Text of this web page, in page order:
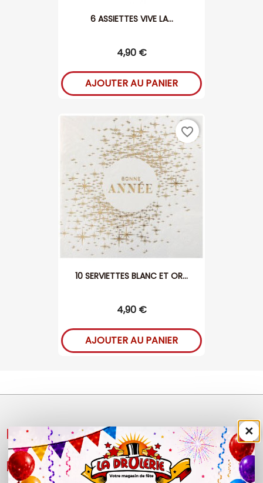
6 ASSIETTES VIVE LA...
4,90 €
AJOUTER AU PANIER
10 SERVIETTES BLANC ET OR...
4,90 €
AJOUTER AU PANIER
favorite_border
NOS PRODUITS 
LÉGAL 
×